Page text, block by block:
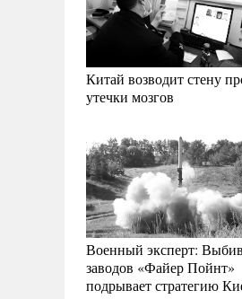
Китай возводит стену
утечки мозгов
Военный эксперт:
заводов «Файер Пойнт»
подрывает стратегию